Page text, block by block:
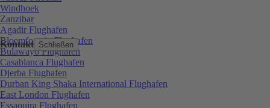
Kontakt Schließen
Windhoek
Zanzibar
Agadir Flughafen
Bloemfontein Flughafen
Bulawayo Flughafen
Casablanca Flughafen
Djerba Flughafen
Durban King Shaka International Flughafen
East London Flughafen
Essaouira Flughafen